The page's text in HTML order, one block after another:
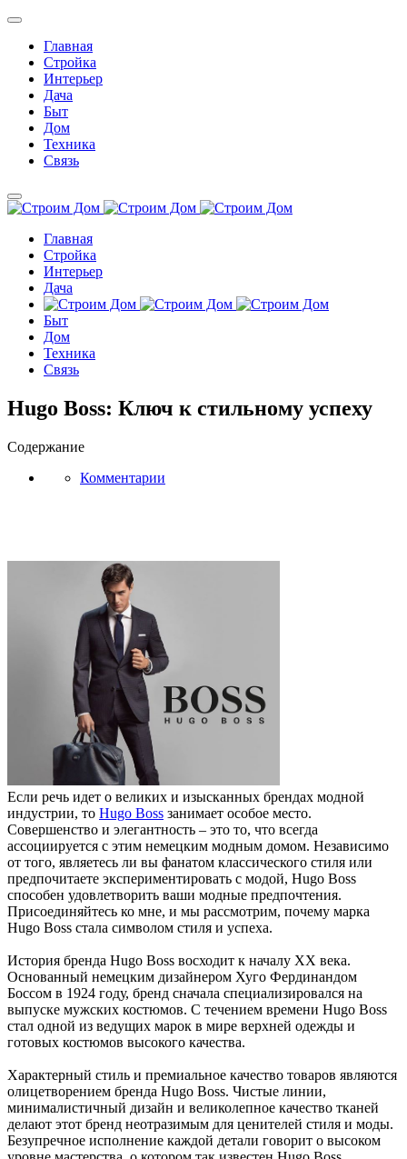
Главная
Стройка
Интерьер
Дача
Быт
Дом
Техника
Связь
Главная
Стройка
Интерьер
Дача
Быт
Дом
Техника
Связь
Hugo Boss: Ключ к стильному успеху
Содержание
Комментарии
Если речь идет о великих и изысканных брендах модной
индустрии, то Hugo Boss занимает особое место.
Совершенство и элегантность – это то, что всегда
ассоциируется с этим немецким модным домом. Независимо
от того, являетесь ли вы фанатом классического стиля или
предпочитаете экспериментировать с модой, Hugo Boss
способен удовлетворить ваши модные предпочтения.
Присоединяйтесь ко мне, и мы рассмотрим, почему марка
Hugo Boss стала символом стиля и успеха.
История бренда Hugo Boss восходит к началу XX века.
Основанный немецким дизайнером Хуго Фердинандом
Боссом в 1924 году, бренд сначала специализировался на
выпуске мужских костюмов. С течением времени Hugo Boss
стал одной из ведущих марок в мире верхней одежды и
готовых костюмов высокого качества.
Характерный стиль и премиальное качество товаров являются
олицетворением бренда Hugo Boss. Чистые линии,
минималистичный дизайн и великолепное качество тканей
делают этот бренд неотразимым для ценителей стиля и моды.
Безупречное исполнение каждой детали говорит о высоком